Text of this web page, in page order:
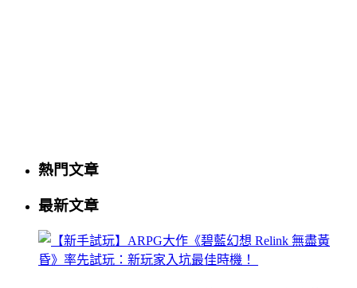
熱門文章
最新文章